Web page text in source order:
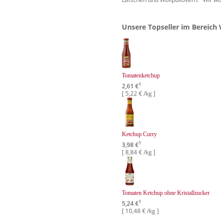
Unsere Topseller im
Tomatenketchup
2,61 €1
[ 5,22 € /kg ]
Ketchup Curry
3,98 €1
[ 8,84 € /kg ]
Tomaten Ketchup ohne Kristallzucker
5,24 €1
[ 10,48 € /kg ]